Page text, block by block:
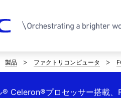
製品 ファクトリコンピュータ
® Celeron®プロセッサー搭載、